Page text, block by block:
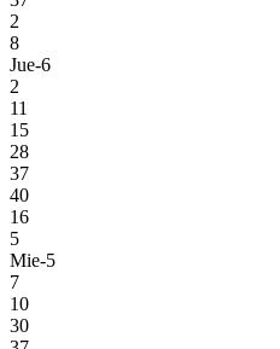
2
8
Jue-6
2
11
15
28
37
40
16
5
Mie-5
7
10
30